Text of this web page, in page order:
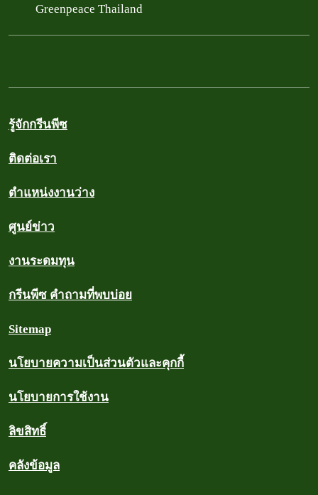
Greenpeace Thailand
รู้จักกรีนพีซ
ติดต่อเรา
ตำแหน่งงานว่าง
ศูนย์ข่าว
งานระดมทุน
กรีนพีซ คำถามที่พบบ่อย
Sitemap
นโยบายความเป็นส่วนตัวและคุกกี้
นโยบายการใช้งาน
ลิขสิทธิ์
คลังข้อมูล